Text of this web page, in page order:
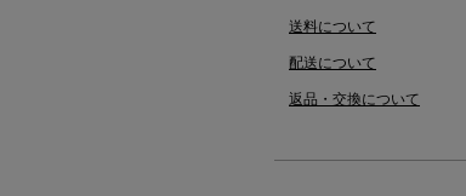
送料について
配送について
返品・交換について